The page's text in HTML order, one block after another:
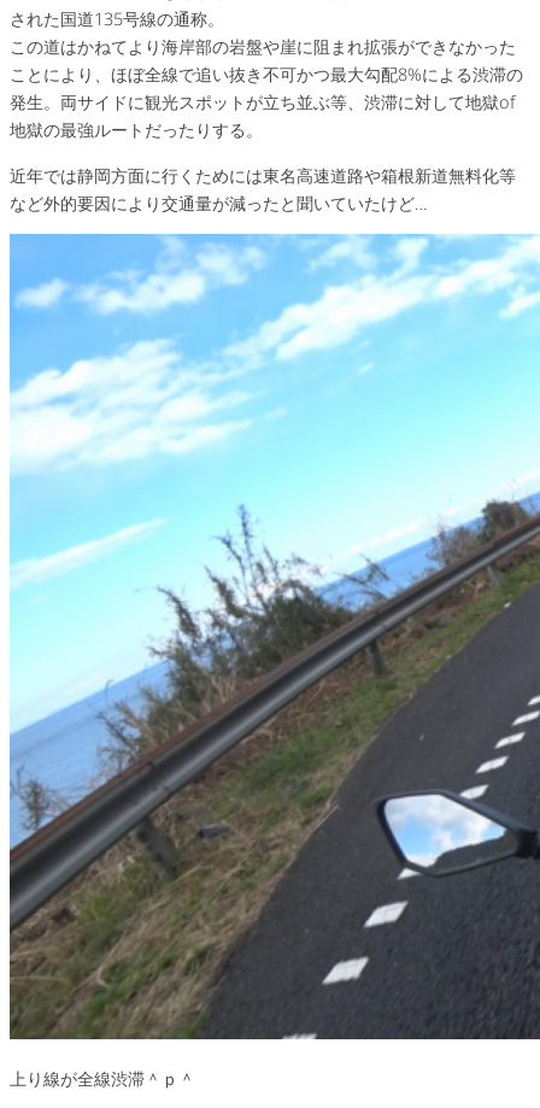
された国道135号線の通称。
この道はかねてより海岸部の岩盤や崖に阻まれ拡張ができなかった
ことにより、ほぼ全線で追い抜き不可かつ最大勾配8%による渋滞の
発生。両サイドに観光スポットが立ち並ぶ等、渋滞に対して地獄of
地獄の最強ルートだったりする。
近年では静岡方面に行くためには東名高速道路や箱根新道無料化等
など外的要因により交通量が減ったと聞いていたけど…
上り線が全線渋滞＾ｐ＾